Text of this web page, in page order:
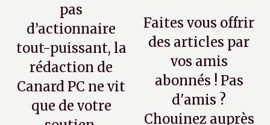
pas
d’actionnaire
tout-puissant, la
rédaction de
Canard PC ne vit
que de votre
Faites vous offrir
des articles par
vos amis
abonnés ! Pas
d'amis ?
Chouinez auprès